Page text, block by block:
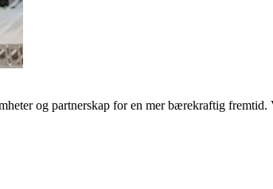
og partnerskap for en mer bærekraftig